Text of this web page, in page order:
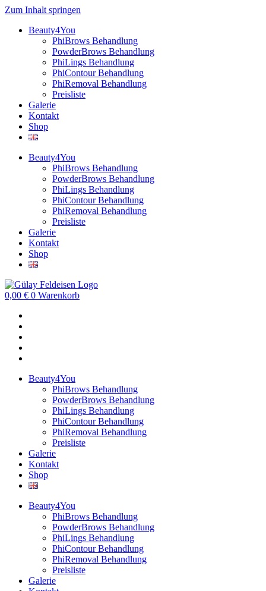
Zum Inhalt springen
Beauty4You
PhiBrows Behandlung
PowderBrows Behandlung
PhiLings Behandlung
PhiContour Behandlung
PhiRemoval Behandlung
Preisliste
Galerie
Kontakt
Shop
Beauty4You
PhiBrows Behandlung
PowderBrows Behandlung
PhiLings Behandlung
PhiContour Behandlung
PhiRemoval Behandlung
Preisliste
Galerie
Kontakt
Shop
0,00 € 0 Warenkorb
Beauty4You
PhiBrows Behandlung
PowderBrows Behandlung
PhiLings Behandlung
PhiContour Behandlung
PhiRemoval Behandlung
Preisliste
Galerie
Kontakt
Shop
Beauty4You
PhiBrows Behandlung
PowderBrows Behandlung
PhiLings Behandlung
PhiContour Behandlung
PhiRemoval Behandlung
Preisliste
Galerie